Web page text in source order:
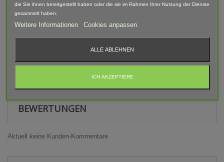
Warnhinweis
Achtung! Modellbauartikel nicht für Kinder unter 14 Jahren
geeignet! Erstickungsgefahr Aufgrund verschluckbarer und
BEWERTUNGEN
Aktuell keine Kunden-Kommentare
die Sie ihnen bereitgestellt haben oder die sie im Rahmen Ihrer Nutzung der Dienste
gesammelt haben.
Weitere Informationen Cookies anpassen
ALLE ABLEHNEN
ICH AKZEPTIERE